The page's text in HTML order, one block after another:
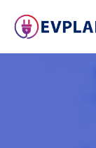
naar